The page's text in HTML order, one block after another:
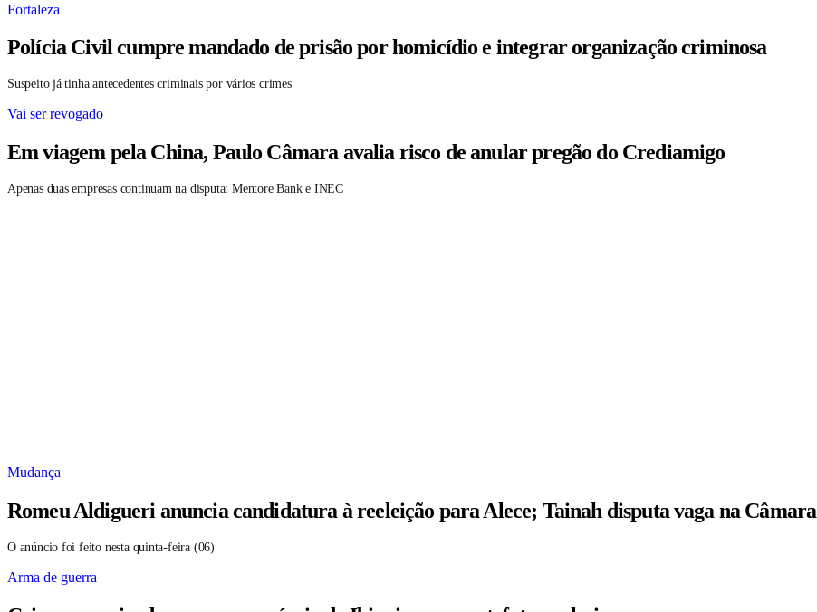
Fortaleza
Polícia Civil cumpre mandado de prisão por homicídio e integrar organização criminosa
Suspeito já tinha antecedentes criminais por vários crimes
Vai ser revogado
Em viagem pela China, Paulo Câmara avalia risco de anular pregão do Crediamigo
Apenas duas empresas continuam na disputa: Mentore Bank e INEC
Mudança
Romeu Aldigueri anuncia candidatura à reeleição para Alece; Tainah disputa vaga na Câmara
O anúncio foi feito nesta quinta-feira (06)
Arma de guerra